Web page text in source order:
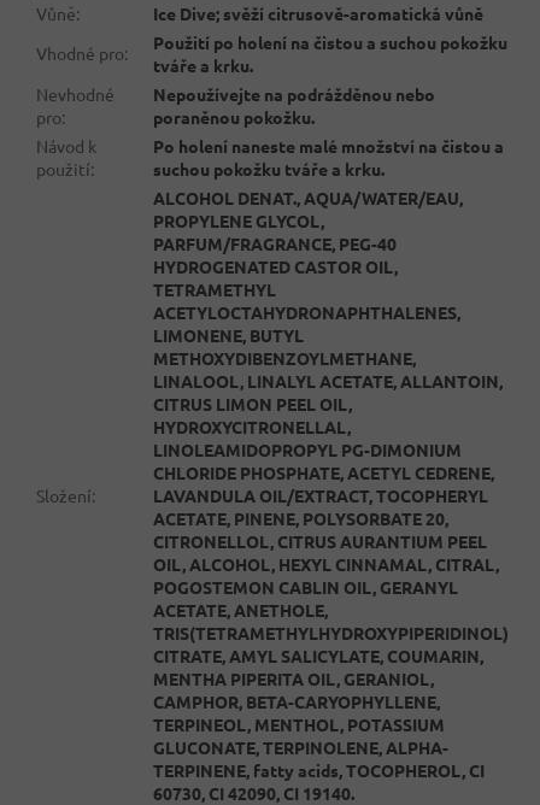
Vůně:
Ice Dive; svěží citrusově-aromatická vůně
Vhodné pro:
Použití po holení na čistou a suchou pokožku
tváře a krku.
Nevhodné
pro:
Nepoužívejte na podrážděnou nebo
poraněnou pokožku.
Návod k
použití:
Po holení naneste malé množství na čistou a
suchou pokožku tváře a krku.
Složení:
ALCOHOL DENAT., AQUA/WATER/EAU,
PROPYLENE GLYCOL,
PARFUM/FRAGRANCE, PEG-40
HYDROGENATED CASTOR OIL,
TETRAMETHYL
ACETYLOCTAHYDRONAPHTHALENES,
LIMONENE, BUTYL
METHOXYDIBENZOYLMETHANE,
LINALOOL, LINALYL ACETATE, ALLANTOIN,
CITRUS LIMON PEEL OIL,
HYDROXYCITRONELLAL,
LINOLEAMIDOPROPYL PG-DIMONIUM
CHLORIDE PHOSPHATE, ACETYL CEDRENE,
LAVANDULA OIL/EXTRACT, TOCOPHERYL
ACETATE, PINENE, POLYSORBATE 20,
CITRONELLOL, CITRUS AURANTIUM PEEL
OIL, ALCOHOL, HEXYL CINNAMAL, CITRAL,
POGOSTEMON CABLIN OIL, GERANYL
ACETATE, ANETHOLE,
TRIS(TETRAMETHYLHYDROXYPIPERIDINOL)
CITRATE, AMYL SALICYLATE, COUMARIN,
MENTHA PIPERITA OIL, GERANIOL,
CAMPHOR, BETA-CARYOPHYLLENE,
TERPINEOL, MENTHOL, POTASSIUM
GLUCONATE, TERPINOLENE, ALPHA-
TERPINENE, fatty acids, TOCOPHEROL, CI
60730, CI 42090, CI 19140.